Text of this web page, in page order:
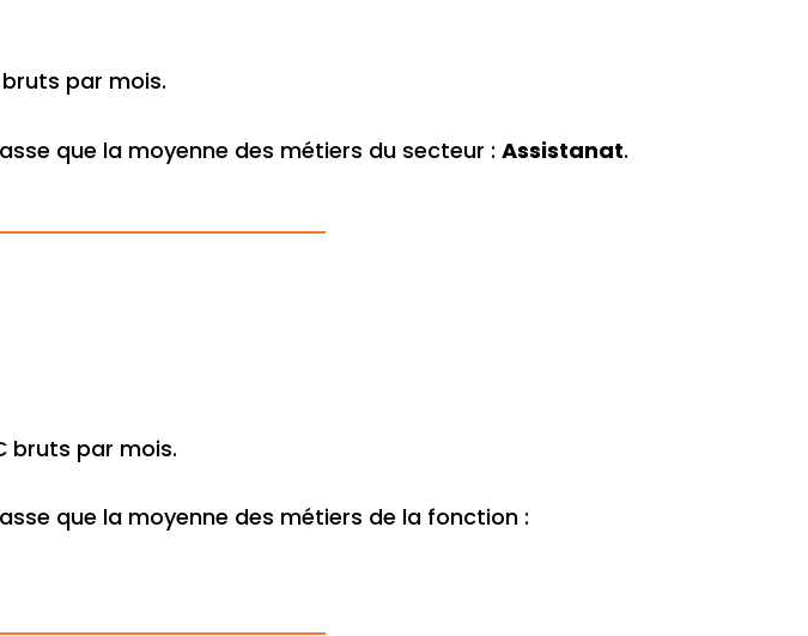
par mois.
que la moyenne des métiers du secteur :Assistanat.
bruts par mois.
que la moyenne des métiers de la fonction :